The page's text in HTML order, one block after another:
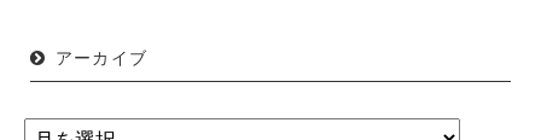
アーカイブ